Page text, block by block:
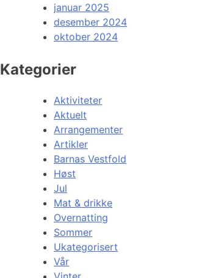
januar 2025
desember 2024
oktober 2024
Kategorier
Aktiviteter
Aktuelt
Arrangementer
Artikler
Barnas Vestfold
Høst
Jul
Mat & drikke
Overnatting
Sommer
Ukategorisert
Vår